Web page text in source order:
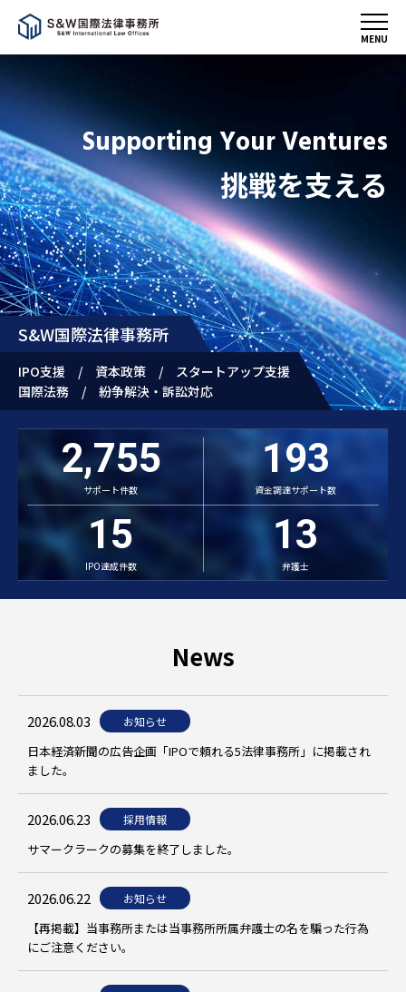
MENU
Supporting Your Ventures
挑戦を支える
S&W国際法律事務所
IPO支援 / 資本政策 / スタートアップ支援
国際法務 / 紛争解決・訴訟対応
2,755
サポート件数
193
資金調達サポート数
15
IPO達成件数
13
弁護士
News
2026.08.03 お知らせ
日本経済新聞の広告企画「IPOで頼れる5法律事務所」に掲載され
ました。
2026.06.23 採用情報
サマークラークの募集を終了しました。
2026.06.22 お知らせ
【再掲載】当事務所または当事務所所属弁護士の名を騙った行為
にご注意ください。